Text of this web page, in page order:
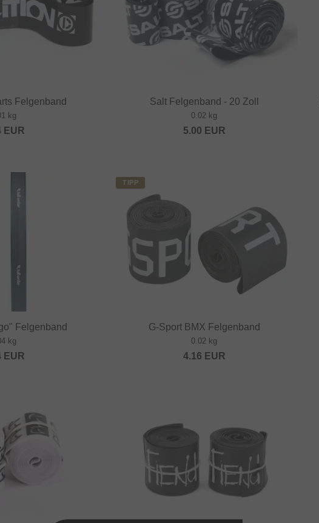
Felgenband
kg
EUR
Salt Felgenband - 20 Zoll
0.02 kg
5.00 EUR
Felgenband
kg
EUR
TIPP
G-Sport BMX Felgenband
0.02 kg
4.16 EUR